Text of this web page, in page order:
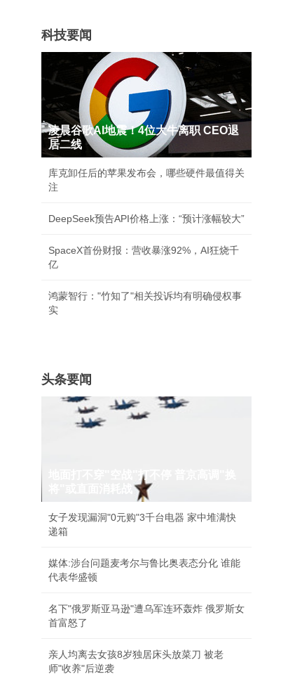
科技要闻
凌晨谷歌AI地震！4位大牛离职 CEO退
居二线
库克卸任后的苹果发布会，哪些硬件最值得关
注
DeepSeek预告API价格上涨：“预计涨幅较大”
SpaceX首份财报：营收暴涨92%，AI狂烧千
亿
鸿蒙智行："竹知了"相关投诉均有明确侵权事
实
头条要闻
地面打不穿"空战"打不停 普京高调"换
女子发现漏洞"0元购"3千台电器 家中堆满快
递箱
媒体:涉台问题麦考尔与鲁比奥表态分化 谁能
代表华盛顿
名下"俄罗斯亚马逊"遭乌军连环轰炸 俄罗斯女
首富怒了
亲人均离去女孩8岁独居床头放菜刀 被老
师"收养"后逆袭